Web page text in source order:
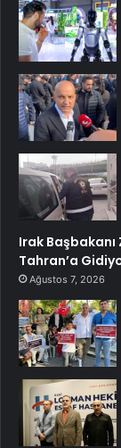
Irak Başbakanı
Tahran’a
Ağustos 7, 2026